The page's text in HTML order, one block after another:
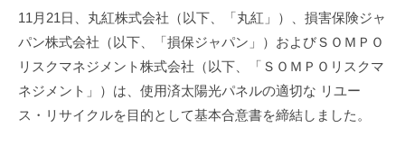
a
r
u
k
11月21日、丸紅株式会社（以下、「丸紅」）、損害保険ジャ
パン株式会社（以下、「損保ジャパン」）およびＳＯＭＰＯ
リスクマネジメント株式会社（以下、「ＳＯＭＰＯリスクマ
ネジメント」）は、使用済太陽光パネルの適切な リユー
ス・リサイクルを目的として基本合意書を締結しました。